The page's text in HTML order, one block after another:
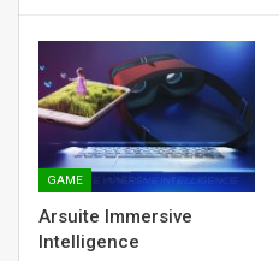
GAME
Arsuite Immersive
Intelligence